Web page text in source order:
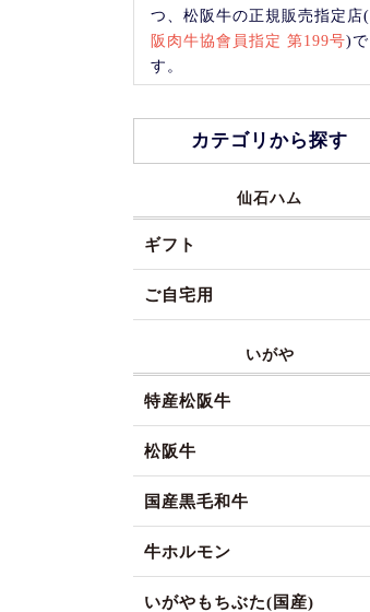
つ、松阪牛の正規販売指定店(
阪肉牛協會員指定 第199号)で
す。
カテゴリから探す
仙石ハム
ギフト
ご自宅用
いがや
特産松阪牛
松阪牛
国産黒毛和牛
牛ホルモン
いがやもちぶた(国産)